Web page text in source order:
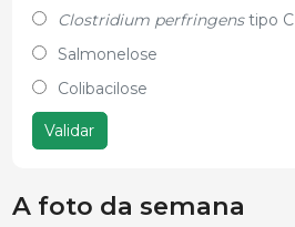
Clostridium perfringenstipo C
Salmonelose
Colibacilose
Validar
A foto da semana